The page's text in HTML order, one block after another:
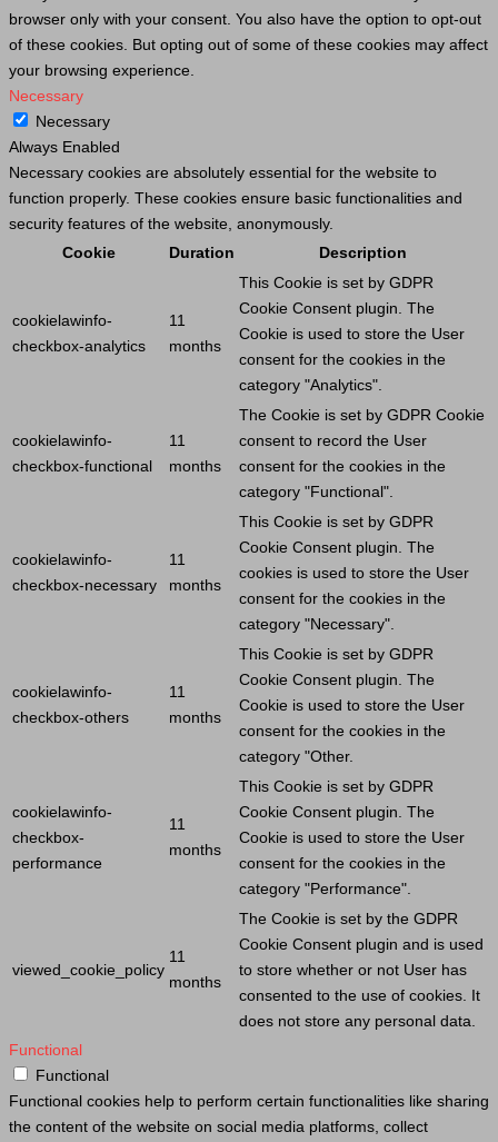
browser only with your consent. You also have the option to opt-out
of these cookies. But opting out of some of these cookies may affect
your browsing experience.
Necessary
Necessary
Always Enabled
Necessary cookies are absolutely essential for the website to
function properly. These cookies ensure basic functionalities and
security features of the website, anonymously.
Cookie
Duration Description
cookielawinfo-
checkbox-analytics
11
months
This Cookie is set by GDPR
Cookie Consent plugin. The
Cookie is used to store the User
consent for the cookies in the
category "Analytics".
cookielawinfo-
checkbox-functional
11
months
The Cookie is set by GDPR Cookie
consent to record the User
consent for the cookies in the
category "Functional".
cookielawinfo-
checkbox-necessary
11
months
This Cookie is set by GDPR
Cookie Consent plugin. The
cookies is used to store the User
consent for the cookies in the
category "Necessary".
cookielawinfo-
checkbox-others
11
months
This Cookie is set by GDPR
Cookie Consent plugin. The
Cookie is used to store the User
consent for the cookies in the
category "Other.
cookielawinfo-
checkbox-
performance
11
months
This Cookie is set by GDPR
Cookie Consent plugin. The
Cookie is used to store the User
consent for the cookies in the
category "Performance".
viewed_cookie_policy
11
months
The Cookie is set by the GDPR
Cookie Consent plugin and is used
to store whether or not User has
consented to the use of cookies. It
does not store any personal data.
Functional
Functional
Functional cookies help to perform certain functionalities like sharing
the content of the website on social media platforms, collect